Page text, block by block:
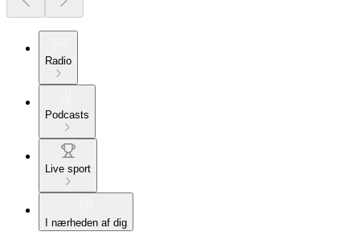
Radio
Podcasts
Live sport
I nærheden af dig